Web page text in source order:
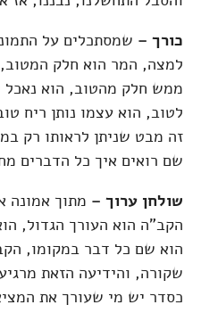
כורך – שמסתכלים על
למצה, המר הוא חלק המטוב,
ממש חלק מהטוב, הוא נאכל
לטוב, הוא עצמו נותן ריח טוב!
זה מבט שניתן לראותו רק
שם רואים איך כל הדברים
שולחן ערוך – מתוך אמונה
הקב"ה הוא העורך הגדול,
הוא שם כל דבר במקומו,
שקורה, והידיעה הזאת
כסדר יש מי שעורך את